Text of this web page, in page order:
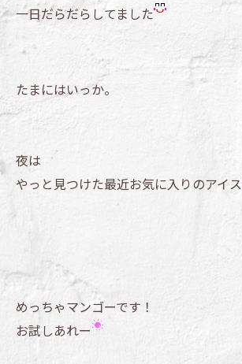
一日だらだらしてました
たまにはいっか。
夜は
やっと見つけた最近お気に入りのアイス
めっちゃマンゴーです！
お試しあれー